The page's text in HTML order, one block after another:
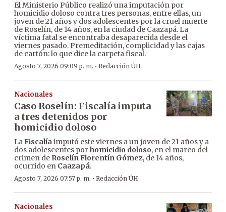
El Ministerio Público realizó una imputación por
homicidio doloso contra tres personas, entre ellas, un
joven de 21 años y dos adolescentes por la cruel muerte
de Roselín, de 14 años, en la ciudad de Caazapá. La
víctima fatal se encontraba desaparecida desde el
viernes pasado. Premeditación, complicidad y las cajas
de cartón: lo que dice la carpeta fiscal.
Agosto 7, 2026 09:09 p. m. · Redacción ÚH
Nacionales
Caso Roselín: Fiscalía imputa
a tres detenidos por
homicidio doloso
LaFiscalíaimputó este viernes a un joven de 21 años y a
dos adolescentes porhomicidio doloso, en el marco del
crimen de Roselín Florentín Gómez, de 14 años,
ocurrido en Caazapá.
Agosto 7, 2026 07:57 p. m. · Redacción ÚH
Nacionales